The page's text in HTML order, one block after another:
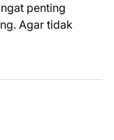
penting
Agar tidak